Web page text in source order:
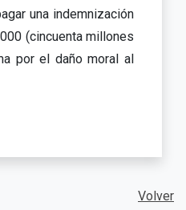
una indemnización
(cincuenta millones
por el daño moral al
Volver